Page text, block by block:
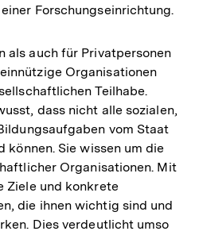
Forschungseinrichtung.
als auch für Privatpersonen
Organisationen
Teilhabe.
dass nicht alle sozialen,
vom Staat
Sie wissen um die
Organisationen. Mit
Ziele und konkrete
die ihnen wichtig sind und
Dies verdeutlicht umso